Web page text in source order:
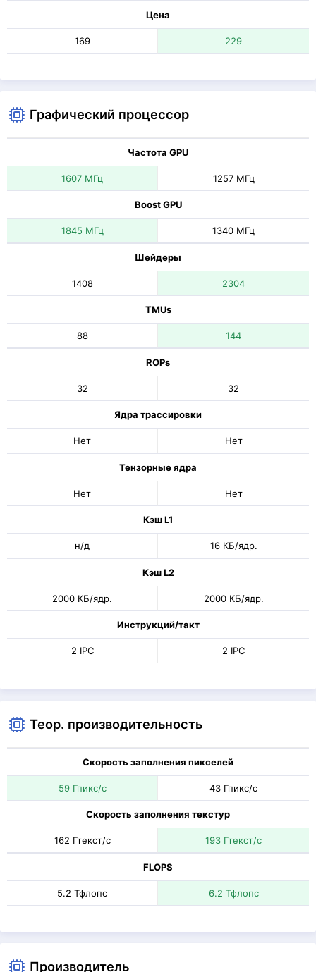
Цена
169 229
Графический процессор
Частота GPU
1607 МГц 1257 МГц
Boost GPU
1845 МГц 1340 МГц
Шейдеры
1408 2304
TMUs
88 144
ROPs
32 32
Ядра трассировки
Нет Нет
Тензорные ядра
Нет Нет
Кэш L1
н/д 16 КБ/ядр.
Кэш L2
2000 КБ/ядр. 2000 КБ/ядр.
Инструкций/такт
2 IPC 2 IPC
Теор. производительность
Скорость заполнения пикселей
59 Гпикс/с 43 Гпикс/с
Скорость заполнения текстур
162 Гтекст/с 193 Гтекст/с
FLOPS
5.2 Тфлопс 6.2 Тфлопс
Производитель